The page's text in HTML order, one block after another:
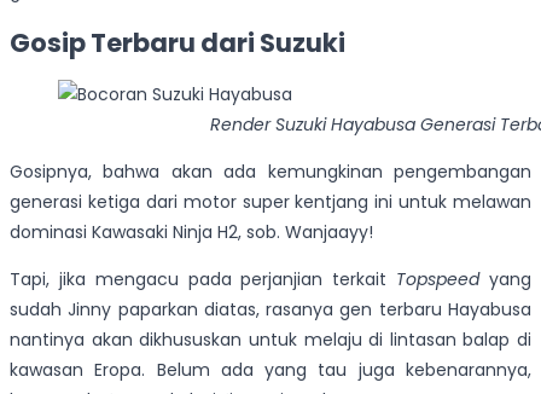
Gosip Terbaru dari Suzuki
Render Suzuki Hayabusa Generasi
Gosipnya, bahwa akan ada kemungkinan pengembangan
generasi ketiga dari motor super kentjang ini untuk melawan
dominasi Kawasaki Ninja H2, sob. Wanjaayy!
Tapi, jika mengacu pada perjanjian terkait Topspeedyang
sudah Jinny paparkan diatas, rasanya gen terbaru Hayabusa
nantinya akan dikhususkan untuk melaju di lintasan balap di
kawasan Eropa. Belum ada yang tau juga kebenarannya,